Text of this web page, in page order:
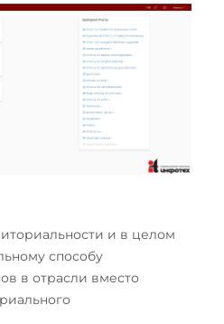
и в целом
способу
в отрасли вместо